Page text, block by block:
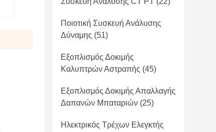
Ποιοτική Συσκευή Ανάλυσης
Δύναμης (51)
Εξοπλισμός Δοκιμής
Καλυπτρών Αστραπής (45)
Εξοπλισμός Δοκιμής Απαλλαγής
Δαπανών Μπαταριών (25)
Ηλεκτρικός Τρέχων Ελεγκτής